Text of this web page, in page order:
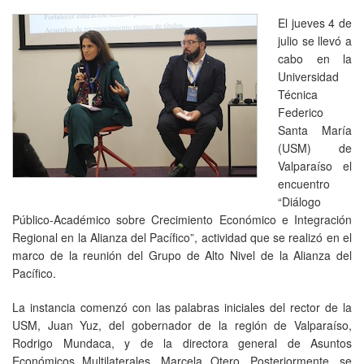
El jueves 4 de
julio se llevó a
cabo en la
Universidad
Técnica
Federico
Santa María
(USM) de
Valparaíso el
encuentro
“Diálogo
Público-Académico sobre Crecimiento Económico e Integración
Regional en la Alianza del Pacífico”, actividad que se realizó en el
marco de la reunión del Grupo de Alto Nivel de la Alianza del
Pacífico.
La instancia comenzó con las palabras iniciales del rector de la
USM, Juan Yuz, del gobernador de la región de Valparaíso,
Rodrigo Mundaca, y de la directora general de Asuntos
Económicos Multilaterales, Marcela Otero. Posteriormente, se